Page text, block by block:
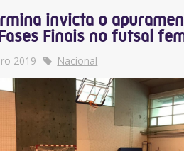
invicta o
Finais no futsal
2019 Nacional